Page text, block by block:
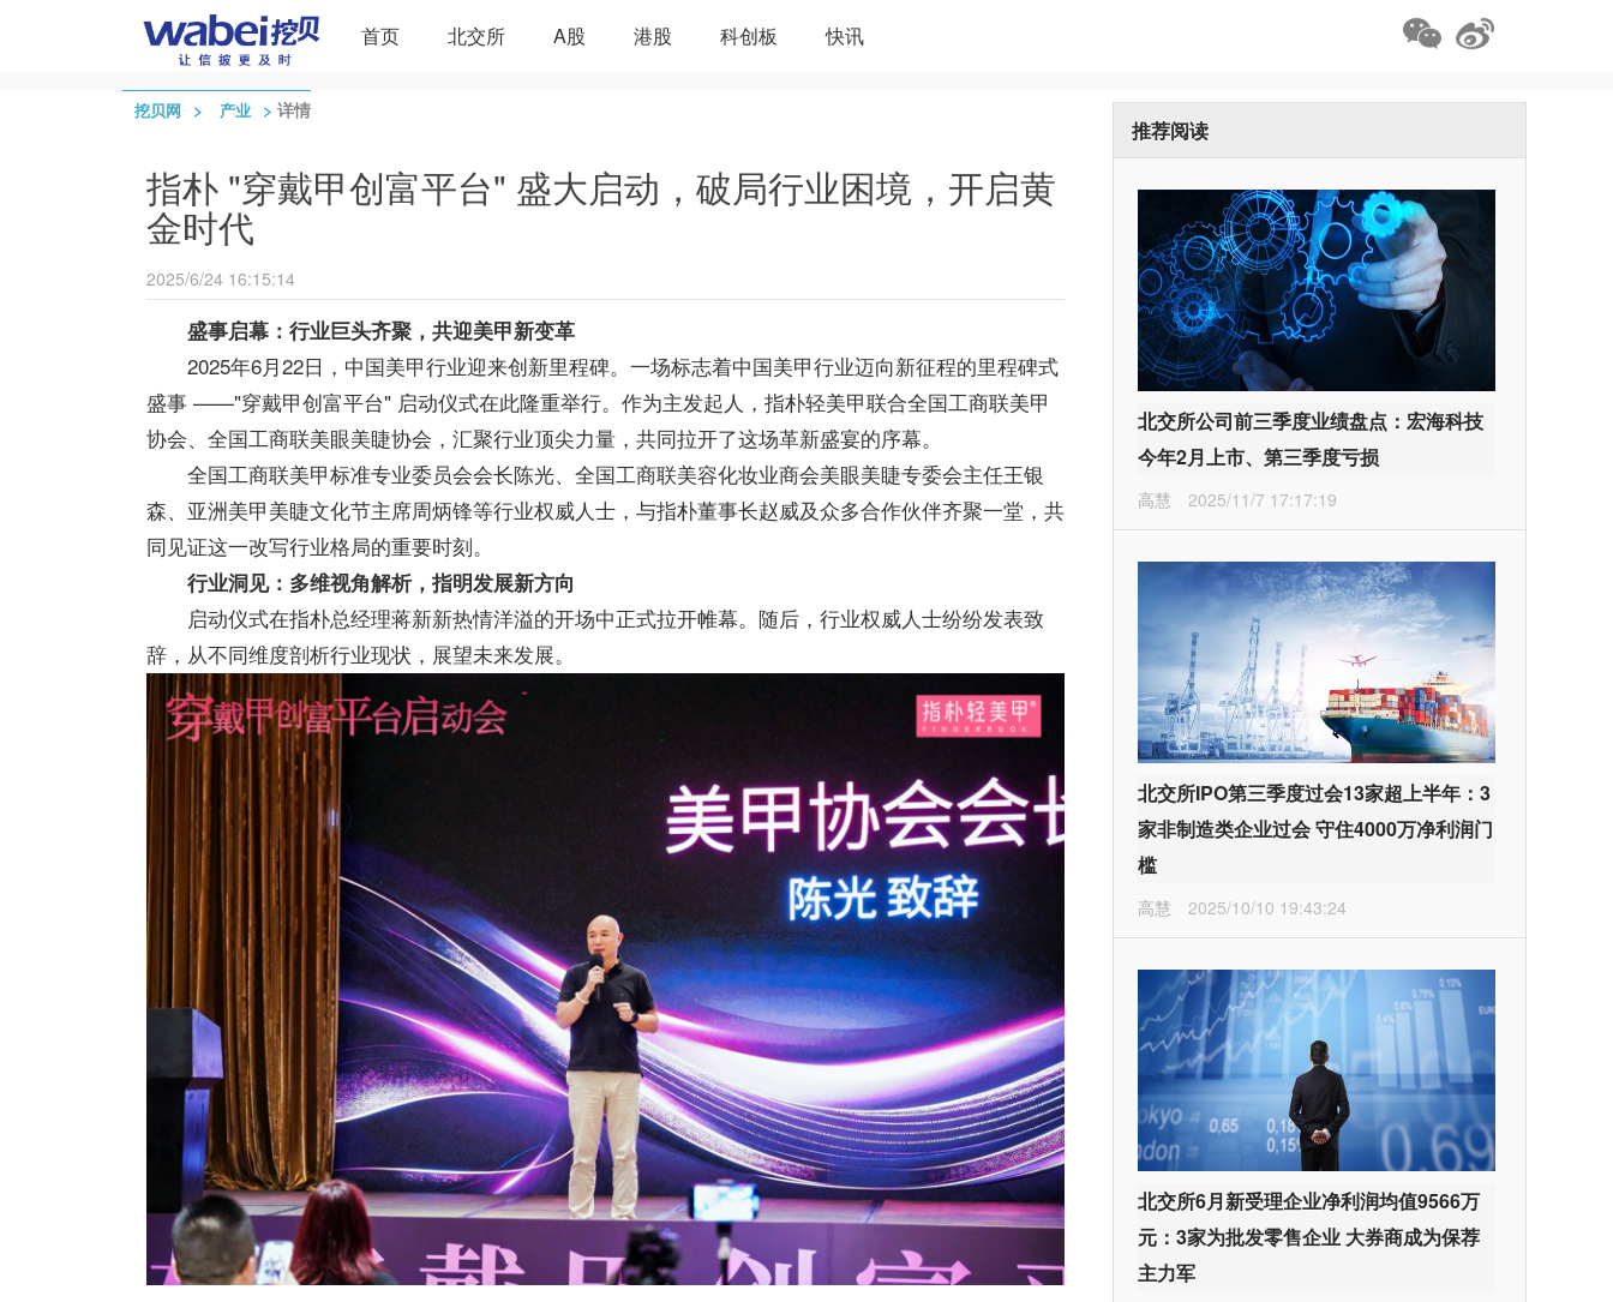
首页 北交所 A股 港股 科创板 快讯
挖贝网 > 产业 > 详情
指朴 "穿戴甲创富平台" 盛大启动，破局行业困境，开启黄
金时代
2025/6/24 16:15:14
盛事启幕：行业巨头齐聚，共迎美甲新变革
2025年6月22日，中国美甲行业迎来创新里程碑。一场标志着中国美甲行业迈向新征程的里程碑式
盛事 ——"穿戴甲创富平台" 启动仪式在此隆重举行。作为主发起人，指朴轻美甲联合全国工商联美甲
协会、全国工商联美眼美睫协会，汇聚行业顶尖力量，共同拉开了这场革新盛宴的序幕。
全国工商联美甲标准专业委员会会长陈光、全国工商联美容化妆业商会美眼美睫专委会主任王银
森、亚洲美甲美睫文化节主席周炳锋等行业权威人士，与指朴董事长赵威及众多合作伙伴齐聚一堂，共
同见证这一改写行业格局的重要时刻。
行业洞见：多维视角解析，指明发展新方向
启动仪式在指朴总经理蒋新新热情洋溢的开场中正式拉开帷幕。随后，行业权威人士纷纷发表致
辞，从不同维度剖析行业现状，展望未来发展。
推荐阅读
北交所公司前三季度业绩盘点：宏海科技
今年2月上市、第三季度亏损
高慧 2025/11/7 17:17:19
北交所IPO第三季度过会13家超上半年：3
家非制造类企业过会 守住4000万净利润门
槛
高慧 2025/10/10 19:43:24
北交所6月新受理企业净利润均值9566万
元：3家为批发零售企业 大券商成为保荐
主力军